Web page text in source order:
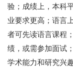
验；成绩上，本科
业要求更高；语言
者可先读语言课程
绩，或需参加面试
学术能力和研究兴趣